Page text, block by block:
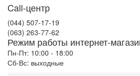
Call-центр
(044) 507-17-19
(063) 263-77-62
Режим работы интернет-
Пн-Пт: 10:00 - 18:00
Сб-Вс: выходные